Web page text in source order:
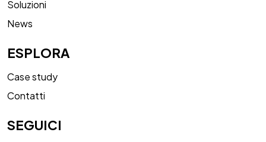
Soluzioni
News
ESPLORA
Case study
Contatti
SEGUICI